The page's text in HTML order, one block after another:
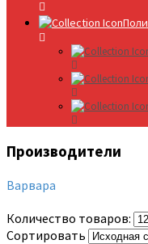
Производители
Варвара
Количество товаров:
Сортировать